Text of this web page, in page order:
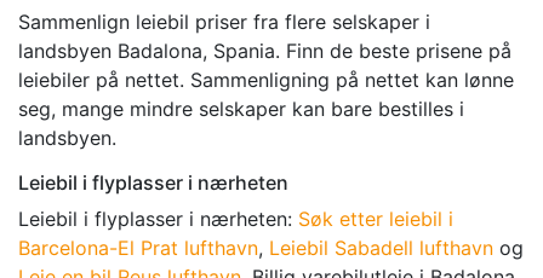
Sammenlign leiebil priser fra flere selskaper i
landsbyen Badalona, Spania. Finn de beste prisene på
leiebiler på nettet. Sammenligning på nettet kan lønne
seg, mange mindre selskaper kan bare bestilles i
landsbyen.
Leiebil i flyplasser i nærheten
Leiebil i flyplasser i nærheten: Søk etter leiebil i
Barcelona-El Prat lufthavn, Leiebil Sabadell lufthavn og